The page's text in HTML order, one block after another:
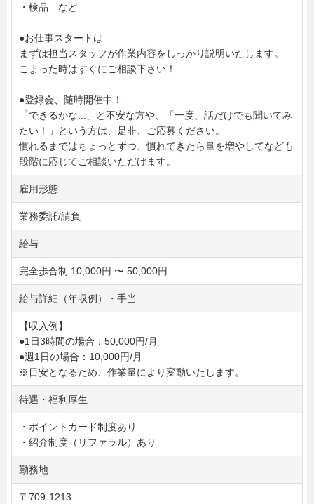
・検品 など
●お仕事スタートは
まずは担当スタッフが作業内容をしっかり説明いたします。
こまった時はすぐにご相談下さい！
●登録会、随時開催中！
「できるかな...」と不安な方や、「一度、話だけでも聞いてみ
たい！」という方は、是非、ご応募ください。
慣れるまではちょっとずつ、慣れてきたら量を増やしてなども
段階に応じてご相談いただけます。
雇用形態
業務委託/請負
給与
完全歩合制 10,000円 〜 50,000円
給与詳細（年収例）・手当
【収入例】
●1日3時間の場合：50,000円/月
●週1日の場合：10,000円/月
※目安となるため、作業量により変動いたします。
待遇・福利厚生
・ポイントカード制度あり
・紹介制度（リファラル）あり
勤務地
〒709-1213